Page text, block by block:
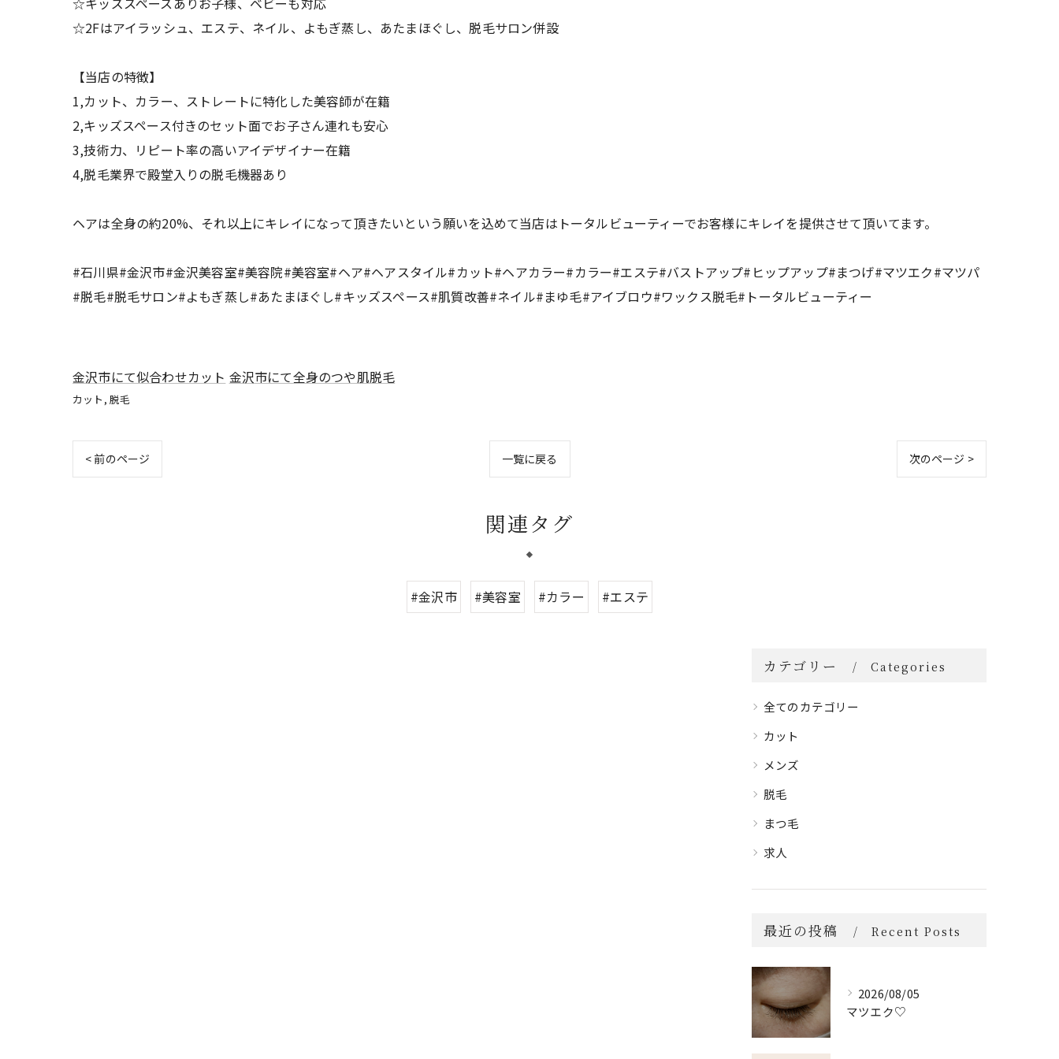
☆2Fはアイラッシュ、エステ、ネイル、よもぎ蒸し、あたまほぐし、脱毛サロン併設
【当店の特徴】
1,カット、カラー、ストレートに特化した美容師が在籍
2,キッズスペース付きのセット面でお子さん連れも安心
3,技術力、リピート率の高いアイデザイナー在籍
4,脱毛業界で殿堂入りの脱毛機器あり
ヘアは全身の約20%、それ以上にキレイになって頂きたいという願いを込めて当店はトータルビューティーでお客様にキレイを提供させて頂いてます。
#石川県#金沢市#金沢美容室#美容院#美容室#ヘア#ヘアスタイル#カット#ヘアカラー#カラー#エステ#バストアップ#ヒップアップ#まつげ#マツエク#マツパ
#脱毛#脱毛サロン#よもぎ蒸し#あたまほぐし#キッズスペース#肌質改善#ネイル#まゆ毛#アイブロウ#ワックス脱毛#トータルビューティー
金沢市にて似合わせカット 金沢市にて全身のつや肌脱毛
カット 脱毛
< 前のページ 一覧に戻る 次のページ >
関連タグ
#金沢市 #美容室 #カラー #エステ
カテゴリー Categories
全てのカテゴリー
カット
メンズ
脱毛
まつ毛
求人
最近の投稿 Recent Posts
2026/08/05
マツエク♡